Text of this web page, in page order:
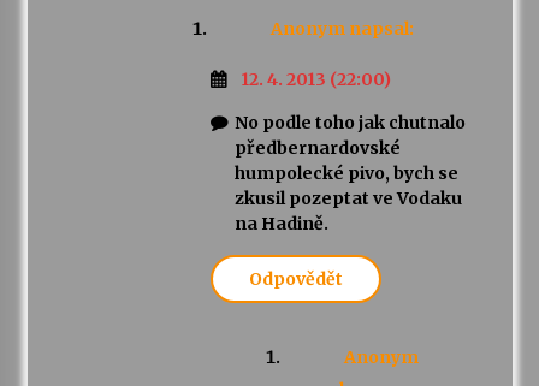
Anonym napsal:
12. 4. 2013 (22:00)
No podle toho jak chutnalo
předbernardovské
humpolecké pivo, bych se
zkusil pozeptat ve Vodaku
na Hadině.
Odpovědět
Anonym